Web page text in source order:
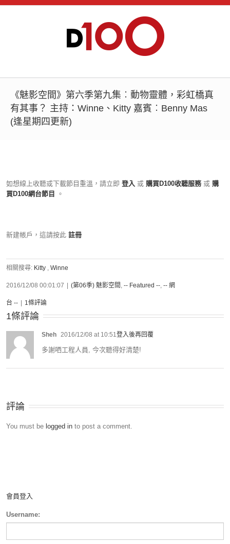
《魅影空間》第六季第九集︰動物靈體，彩虹橋真
有其事？ 主持：Winne、Kitty 嘉賓︰Benny Mas
(逢星期四更新)
如想線上收聽或下載節目重溫，請立即 登入 或 購買D100收聽服務 或 購
買D100網台節目
。
新建帳戶，這請按此 註冊
相關搜尋: Kitty , Winne
2016/12/08 00:01:07 (第06季) 魅影空間 , -- Featured --, -- 網
台 -- 1條評論
1條評論
Sheh 2016/12/08 at 10:51登入後再回覆
多謝哂工程人員, 今次聽得好清楚!
評論
You must be logged in to post a comment.
會員登入
Username: